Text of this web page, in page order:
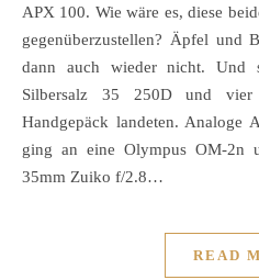
APX 100. Wie wäre es, diese
gegenüberzustellen? Äpfel und
dann auch wieder nicht. Und
Silbersalz 35 250D und
Handgepäck landeten. Analoge
ging an eine Olympus OM-2n
35mm Zuiko f/2.8…
READ